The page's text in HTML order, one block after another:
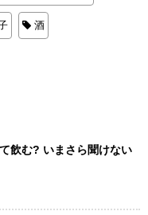
酒
飲む? いまさら聞けない